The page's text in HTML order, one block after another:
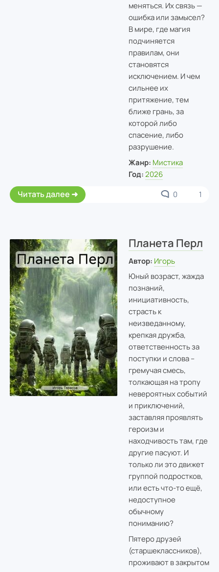
меняться. Их связь —
ошибка или замысел?
В мире, где магия
подчиняется
правилам, они
становятся
исключением. И чем
сильнее их
притяжение, тем
ближе грань, за
которой либо
спасение, либо
разрушение.
Жанр: Мистика
Год: 2026
Читать далее 0 1
Планета Перл
Автор: Игорь
Юный возраст, жажда
познаний,
инициативность,
страсть к
неизведанному,
крепкая дружба,
ответственность за
поступки и слова –
гремучая смесь,
толкающая на тропу
невероятных событий
и приключений,
заставляя проявлять
героизм и
находчивость там, где
другие пасуют. И
только ли это движет
группой подростков,
или есть что-то ещё,
недоступное
обычному
пониманию?
Пятеро друзей
(старшеклассников),
проживают в закрытом